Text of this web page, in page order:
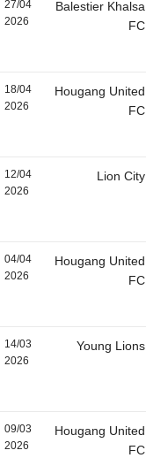
27/04
2026
Balestier Khalsa
FC
18/04
2026
Hougang United
FC
12/04
2026
Lion City
04/04
2026
Hougang United
FC
14/03
2026
Young Lions
09/03
2026
Hougang United
FC